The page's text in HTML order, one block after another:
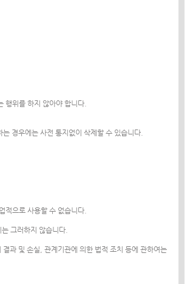
행위를 하지 않아야 합니다.
경우에는 사전 통지없이 삭제할 수 있습니다.
적으로 사용할 수 없습니다.
그러하지 않습니다.
과 및 손실, 관계기관에 의한 법적 조치 등에 관하여는